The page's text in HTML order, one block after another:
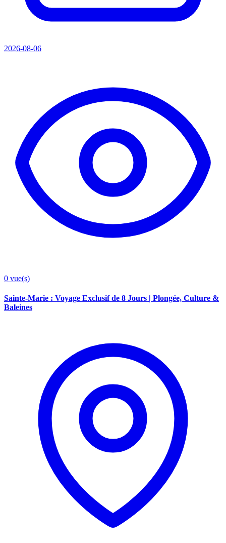
2026-08-06
0 vue(s)
Sainte-Marie : Voyage Exclusif de 8 Jours | Plongée, Culture &
Baleines